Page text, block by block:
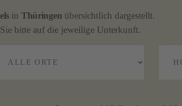
inThüringen übersichtlich dargestellt.
bitte auf die jeweilige Unterkunft.